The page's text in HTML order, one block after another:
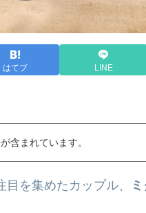
はてブ LINE
含まれています。
を集めたカップル、